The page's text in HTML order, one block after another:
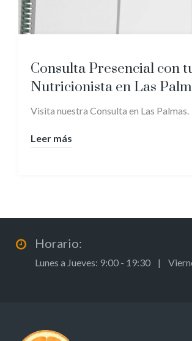
Consulta Presencial con
Nutricionista en Las
Visita nuestra Consulta en Las Palmas.
Leer más
Horario:
Lunes a Jueves: 9:00 - 19:30 |